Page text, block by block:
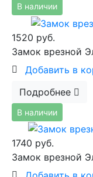
В наличии
1520 руб.
Замок врезной
Добавить в
Подробнее
В наличии
1740 руб.
Замок врезной